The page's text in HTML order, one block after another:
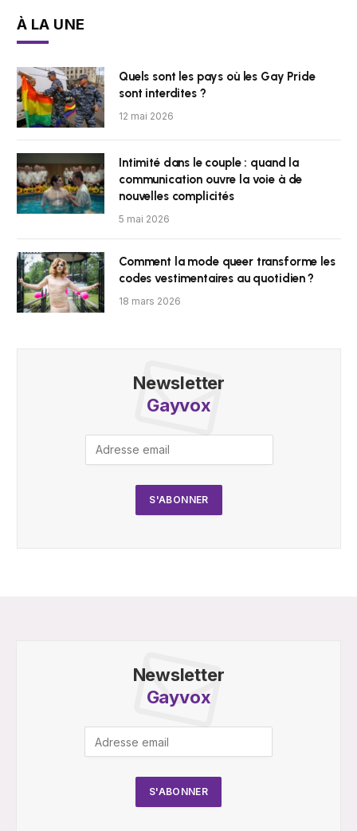
À LA UNE
Quels sont les pays où les Gay Pride
sont interdites ?
12 mai 2026
Intimité dans le couple : quand la
communication ouvre la voie à de
nouvelles complicités
5 mai 2026
Comment la mode queer transforme les
codes vestimentaires au quotidien ?
18 mars 2026
Newsletter
Gayvox
Newsletter
Gayvox